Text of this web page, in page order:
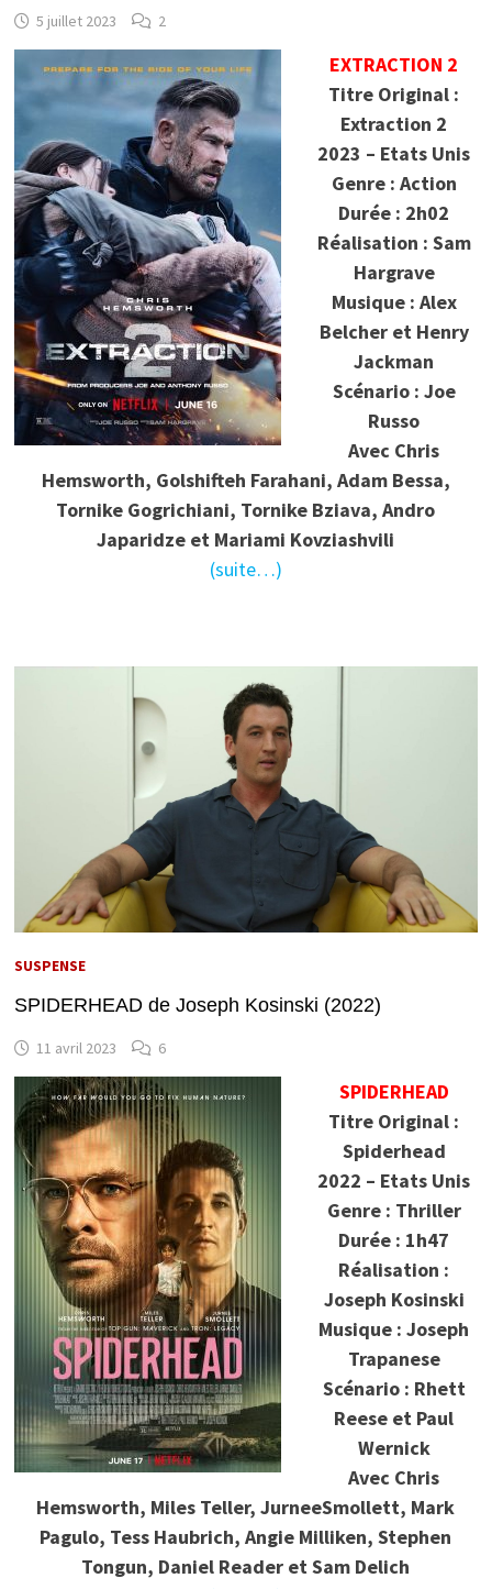
5 juillet 2023 2
EXTRACTION 2
Titre Original :
Extraction 2
2023 – Etats Unis
Genre : Action
Durée : 2h02
Réalisation : Sam
Hargrave
Musique : Alex
Belcher et Henry
Jackman
Scénario : Joe
Russo
Avec Chris
Hemsworth, Golshifteh Farahani, Adam Bessa,
Tornike Gogrichiani, Tornike Bziava, Andro
Japaridze et Mariami Kovziashvili
(suite…)
SUSPENSE
SPIDERHEAD de Joseph Kosinski (2022)
11 avril 2023 6
SPIDERHEAD
Titre Original :
Spiderhead
2022 – Etats Unis
Genre : Thriller
Durée : 1h47
Réalisation :
Joseph Kosinski
Musique : Joseph
Trapanese
Scénario : Rhett
Reese et Paul
Wernick
Avec Chris
Hemsworth, Miles Teller, JurneeSmollett, Mark
Pagulo, Tess Haubrich, Angie Milliken, Stephen
Tongun, Daniel Reader et Sam Delich